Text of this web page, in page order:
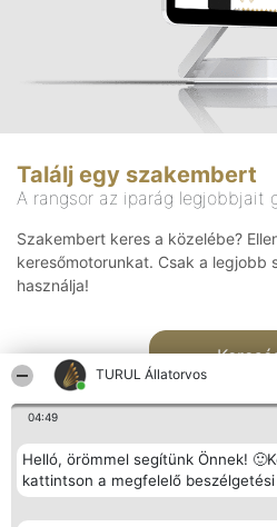
TURUL Állatorvos
04:49
Helló, örömmel segítünk Önnek!
kattintson a megfelelő
Találj egy szakembert
A rangsor az iparág legjobbjait
Szakembert keres a közelébe?
keresőmotorunkat. Csak a legjobb
használja!
Rangsorszervező